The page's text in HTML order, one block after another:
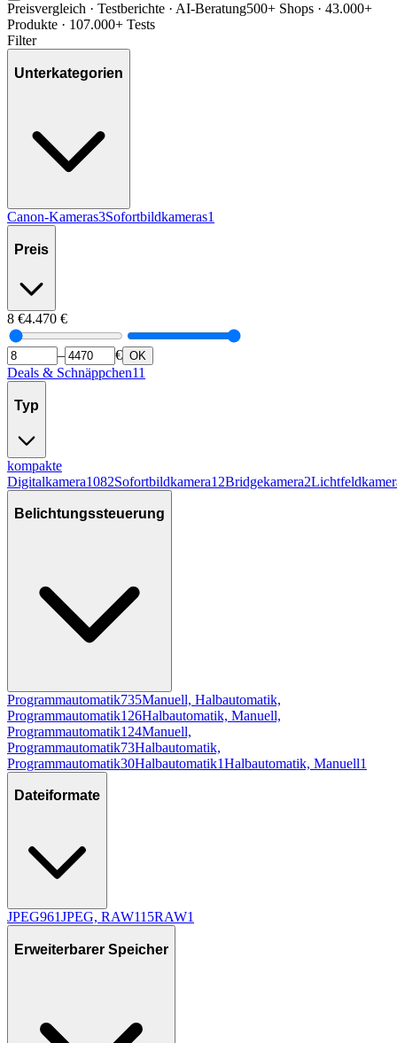
Preisvergleich · Testberichte · AI-Beratung500+ Shops · 43.000+
Produkte · 107.000+ Tests
Filter
Unterkategorien
Canon-Kameras3Sofortbildkameras1
Preis
8 €4.470 €
– € OK
Deals & Schnäppchen11
Typ
kompakte
Digitalkamera1082Sofortbildkamera12Bridgekamera2
Belichtungssteuerung
Programmautomatik735Manuell, Halbautomatik,
Programmautomatik126Halbautomatik, Manuell,
Programmautomatik124Manuell,
Programmautomatik73Halbautomatik,
Programmautomatik30Halbautomatik1Halbautomatik, Manuell1
Dateiformate
JPEG961JPEG, RAW115RAW1
Erweiterbarer Speicher